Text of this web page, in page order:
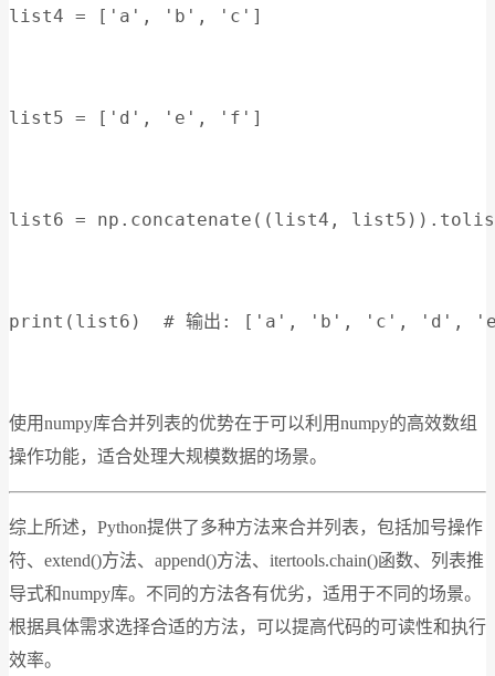
list4 = ['a', 'b', 'c']
list5 = ['d', 'e', 'f']
list6 = np.concatenate((list4,
print(list6)  # 输出: ['a', 'b', 'c', 'd',
使用numpy库合并列表的优势在于可以利用numpy的高效数组
操作功能，适合处理大规模数据的场景。
综上所述，Python提供了多种方法来合并列表，包括加号操作
符、extend()方法、append()方法、itertools.chain()函数、列表推
导式和numpy库。不同的方法各有优劣，适用于不同的场景。
根据具体需求选择合适的方法，可以提高代码的可读性和执行
效率。